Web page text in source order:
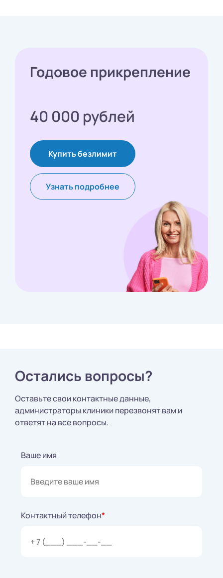
Годовое прикрепление
40 000 рублей
Купить безлимит
Узнать подробнее
Остались вопросы?
Оставьте свои контактные данные,
администраторы клиники перезвонят вам и
ответят на все вопросы.
Ваше имя
Контактный телефон*